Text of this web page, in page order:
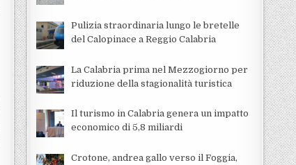
Pulizia straordinaria lungo le bretelle
del Calopinace a Reggio Calabria
La Calabria prima nel Mezzogiorno per
riduzione della stagionalità turistica
Il turismo in Calabria genera un impatto
economico di 5,8 miliardi
Crotone, andrea gallo verso il Foggia,